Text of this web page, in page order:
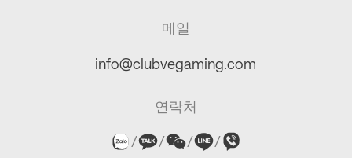
메일
info@clubvegaming.com
연락처
/ / / /